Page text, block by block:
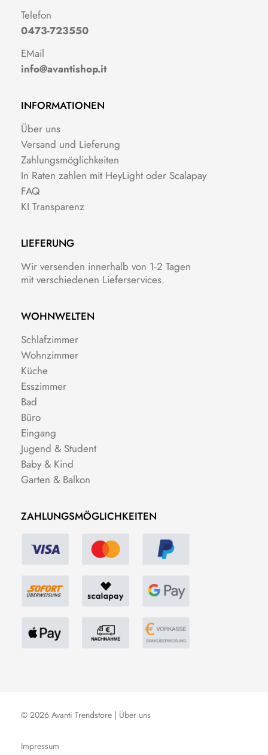
Telefon
0473-723550
EMail
info@avantishop.it
INFORMATIONEN
Über uns
Versand und Lieferung
Zahlungsmöglichkeiten
In Raten zahlen mit HeyLight oder Scalapay
FAQ
KI Transparenz
LIEFERUNG
Wir versenden innerhalb von 1-2 Tagen
mit verschiedenen Lieferservices.
WOHNWELTEN
Schlafzimmer
Wohnzimmer
Küche
Esszimmer
Bad
Büro
Eingang
Jugend & Student
Baby & Kind
Garten & Balkon
ZAHLUNGSMÖGLICHKEITEN
© 2026 Avanti Trendstore | Über uns
Impressum